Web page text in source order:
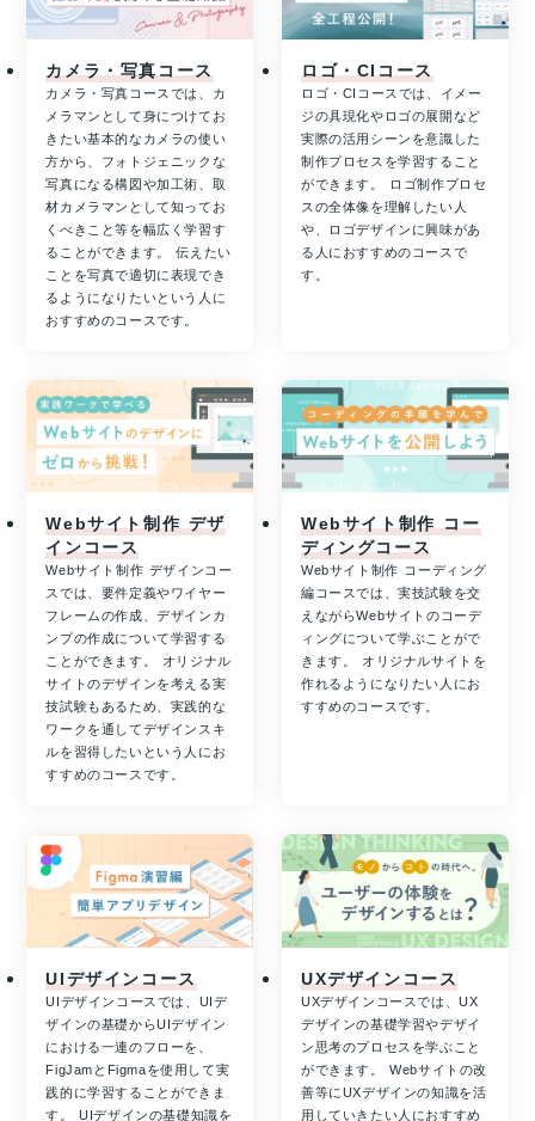
カメラ・写真コース
カメラ・写真コースでは、カ
メラマンとして身につけてお
きたい基本的なカメラの使い
方から、フォトジェニックな
写真になる構図や加工術、取
材カメラマンとして知ってお
くべきこと等を幅広く学習す
ることができます。 伝えたい
ことを写真で適切に表現でき
るようになりたいという人に
おすすめのコースです。
ロゴ・CIコース
ロゴ・CIコースでは、イメー
ジの具現化やロゴの展開など
実際の活用シーンを意識した
制作プロセスを学習すること
ができます。 ロゴ制作プロセ
スの全体像を理解したい人
や、ロゴデザインに興味があ
る人におすすめのコースで
す。
Webサイト制作 デザ
インコース
Webサイト制作 デザインコー
スでは、要件定義やワイヤー
フレームの作成、デザインカ
ンプの作成について学習する
ことができます。 オリジナル
サイトのデザインを考える実
技試験もあるため、実践的な
ワークを通してデザインスキ
ルを習得したいという人にお
すすめのコースです。
Webサイト制作 コー
ディングコース
Webサイト制作 コーディング
編コースでは、実技試験を交
えながらWebサイトのコーデ
ィングについて学ぶことがで
きます。 オリジナルサイトを
作れるようになりたい人にお
すすめのコースです。
UIデザインコース
UIデザインコースでは、UIデ
ザインの基礎からUIデザイン
における一連のフローを、
FigJamとFigmaを使用して実
践的に学習することができま
す。 UIデザインの基礎知識を
UXデザインコース
UXデザインコースでは、UX
デザインの基礎学習やデザイ
ン思考のプロセスを学ぶこと
ができます。 Webサイトの改
善等にUXデザインの知識を活
用していきたい人におすすめ